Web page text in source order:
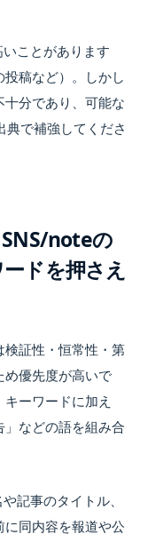
ことがあります
投稿など）。しかし
分であり、可能な
で補強してくださ
noteの
ドを押さえ
証性・恒常性・第
め優先度が高いで
ーワードに加え
」などの語を組み合
記事のタイトル、
同内容を報道や公